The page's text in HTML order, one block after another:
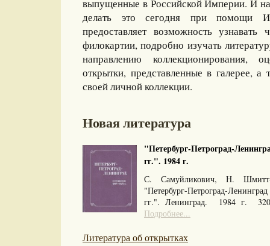
выпущенные в Российской Империи. И
делать это сегодня при помощи
предоставляет возможность
филокартии, подробно изучать
направлению коллекционирования,
открытки, представленные в галерее, а
своей личной коллекции.
Новая литература
"Петербург-Петроград-
гг.". 1984 г.
С. Самуйликович, Н.
"Петербург-Петроград-
гг.". Ленинград. 1984 г.
Подробнее...
Литература об открытках